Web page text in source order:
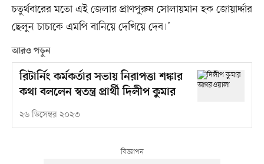
চতুর্থবারের মতো এই জেলার প্রাণপুরুষ সোলায়মান হক জোয়ার্দ্দার
ছেলুন চাচাকে এমপি বানিয়ে দেখিয়ে দেব।’
আরও পড়ুন
রিটার্নিং কর্মকর্তার সভায় নিরাপত্তা শঙ্কার
কথা বললেন স্বতন্ত্র প্রার্থী দিলীপ কুমার
২৬ ডিসেম্বর ২০২৩